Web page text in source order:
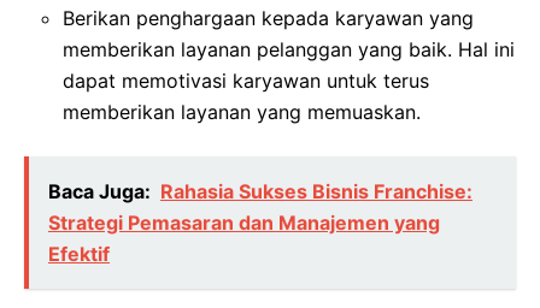
Berikan penghargaan kepada karyawan yang
memberikan layanan pelanggan yang baik. Hal ini
dapat memotivasi karyawan untuk terus
memberikan layanan yang memuaskan.
Baca Juga: Rahasia Sukses Bisnis Franchise:
Strategi Pemasaran dan Manajemen yang
Efektif